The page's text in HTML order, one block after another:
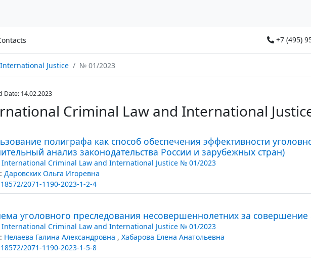
+7 (495)
Justice № 01/2023
Date: 14.02.2023
Criminal Law and International
полиграфа как способ обеспечения эффективности
анализ законодательства России и зарубежных стран)
International Criminal Law and International Justice № 01/2023
Даровских Ольга Игоревна
2071-1190-2023-1-2-4
уголовного преследования несовершеннолетних за совершение
International Criminal Law and International Justice № 01/2023
Нелаева Галина Александровна , Хабарова Елена Анатольевна
2071-1190-2023-1-5-8